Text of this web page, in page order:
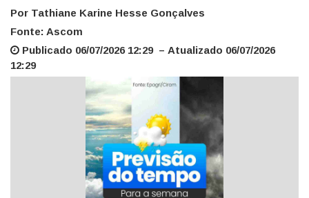
Por Tathiane Karine Hesse Gonçalves
Fonte: Ascom
Publicado 06/07/2026 12:29 – Atualizado 06/07/2026
12:29